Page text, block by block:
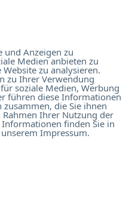
und Anzeigen zu
Medien anbieten zu
zu analysieren.
zu Ihrer Verwendung
soziale Medien, Werbung
führen diese Informationen
die Sie ihnen
Ihrer Nutzung der
finden Sie in
Impressum.